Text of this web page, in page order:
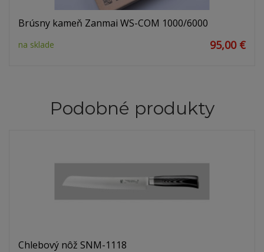
Brúsny kameň Zanmai WS-COM 1000/6000
na sklade 95,00 €
Podobné produkty
Chlebový nôž SNM-1118